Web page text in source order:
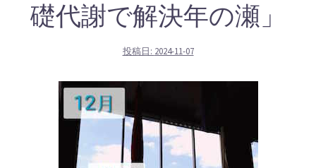
礎代謝で解決年の瀬」
投稿日: 2024-11-07